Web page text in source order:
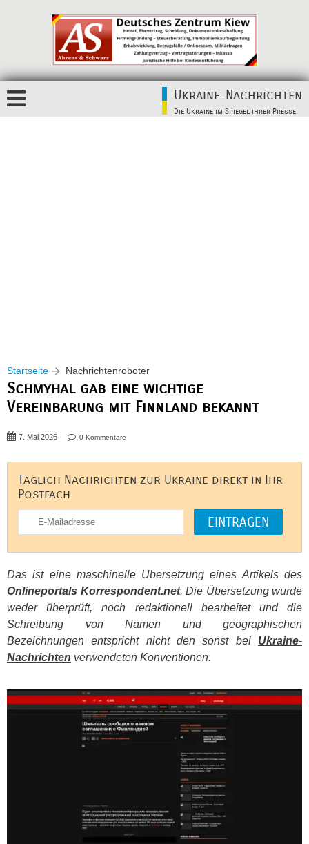
Ukraine-Nachrichten
Die Ukraine im Spiegel ihrer Presse
Startseite Nachrichtenroboter
Schmyhal gab eine wichtige
Vereinbarung mit Finnland bekannt
7. Mai 2026 0 Kommentare
Täglich Nachrichten zur Ukraine direkt in Ihr
Postfach
Das ist eine maschinelle Übersetzung eines Artikels des
Onlineportals Korrespondent.net. Die Übersetzung wurde
weder überprüft, noch redaktionell bearbeitet und die
Schreibung von Namen und geographischen
Bezeichnungen entspricht nicht den sonst bei Ukraine-
Nachrichten verwendeten Konventionen.